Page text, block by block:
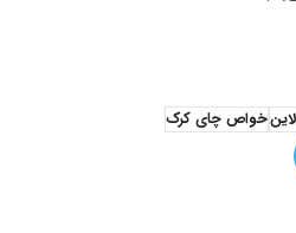
خواص چای کرک